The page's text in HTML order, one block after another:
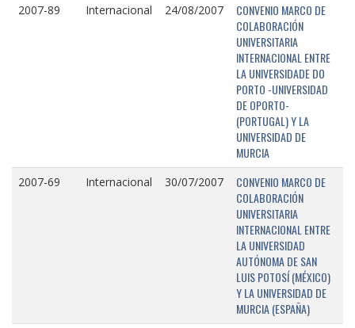
2007-89 Internacional 24/08/2007
CONVENIO MARCO DE
COLABORACIÓN
UNIVERSITARIA
INTERNACIONAL ENTRE
LA UNIVERSIDADE DO
PORTO -UNIVERSIDAD
DE OPORTO-
(PORTUGAL) Y LA
UNIVERSIDAD DE
MURCIA
2007-69 Internacional 30/07/2007
CONVENIO MARCO DE
COLABORACIÓN
UNIVERSITARIA
INTERNACIONAL ENTRE
LA UNIVERSIDAD
AUTÓNOMA DE SAN
LUIS POTOSÍ (MÉXICO)
Y LA UNIVERSIDAD DE
MURCIA (ESPAÑA)